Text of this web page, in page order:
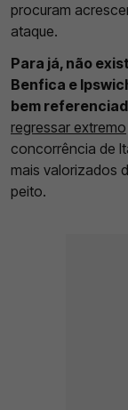
procuram
ataque.
Para já, não
Benfica e
bem
regressar extremo
concorrência de
mais valorizados
peito.